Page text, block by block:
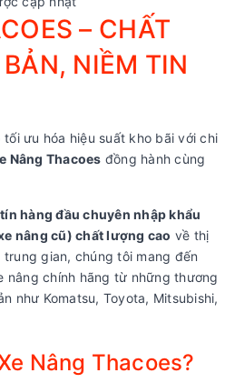
– CHẤT
NIỀM TIN
ưu hóa hiệu suất kho bãi với chi
Nâng Thacoes đồng hành cùng
hàng đầu chuyên nhập khẩu
nâng cũ) chất lượng cao về thị
gian, chúng tôi mang đến
nâng chính hãng từ những thương
như Komatsu, Toyota, Mitsubishi,
Nâng Thacoes?